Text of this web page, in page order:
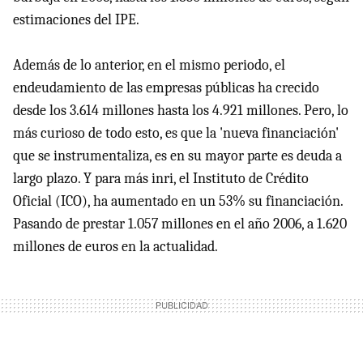
estimaciones del IPE.
Además de lo anterior, en el mismo periodo, el
endeudamiento de las empresas públicas ha crecido
desde los 3.614 millones hasta los 4.921 millones. Pero, lo
más curioso de todo esto, es que la 'nueva financiación'
que se instrumentaliza, es en su mayor parte es deuda a
largo plazo. Y para más inri, el Instituto de Crédito
Oficial (ICO), ha aumentado en un 53% su financiación.
Pasando de prestar 1.057 millones en el año 2006, a 1.620
millones de euros en la actualidad.